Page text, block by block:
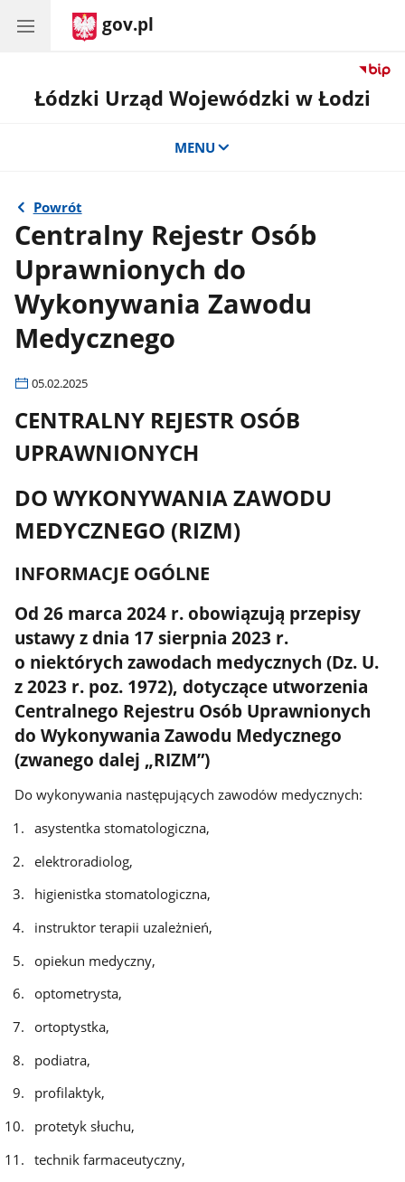
gov.pl
Łódzki Urząd Wojewódzki w Łodzi
MENU
Powrót
Centralny Rejestr Osób
Uprawnionych do
Wykonywania Zawodu
Medycznego
05.02.2025
CENTRALNY REJESTR OSÓB
UPRAWNIONYCH
DO WYKONYWANIA ZAWODU
MEDYCZNEGO (RIZM)
INFORMACJE OGÓLNE
Od 26 marca 2024 r. obowiązują przepisy
ustawy z dnia 17 sierpnia 2023 r.
o niektórych zawodach medycznych (Dz. U.
z 2023 r. poz. 1972), dotyczące utworzenia
Centralnego Rejestru Osób Uprawnionych
do Wykonywania Zawodu Medycznego
(zwanego dalej „RIZM”)
Do wykonywania następujących zawodów medycznych:
asystentka stomatologiczna,
elektroradiolog,
higienistka stomatologiczna,
instruktor terapii uzależnień,
opiekun medyczny,
optometrysta,
ortoptystka,
podiatra,
profilaktyk,
protetyk słuchu,
technik farmaceutyczny,